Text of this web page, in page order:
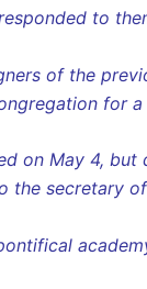
to
of the
for
on May 4,
the secretary